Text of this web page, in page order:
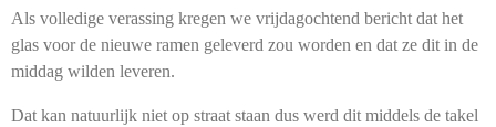
Als volledige verassing kregen we vrijdagochtend bericht dat het
glas voor de nieuwe ramen geleverd zou worden en dat ze dit in de
middag wilden leveren.
Dat kan natuurlijk niet op straat staan dus werd dit middels de takel